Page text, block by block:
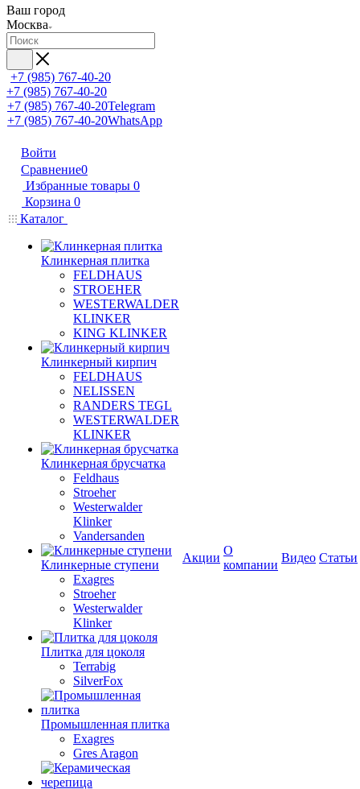
Ваш город
Москва
+7 (985) 767-40-20
+7 (985) 767-40-20
+7 (985) 767-40-20Telegram
+7 (985) 767-40-20WhatsApp
Войти
Сравнение0
Избранные товары 0
Корзина 0
Каталог
Клинкерная плитка
FELDHAUS
STROEHER
WESTERWALDER
KLINKER
KING KLINKER
Клинкерный кирпич
FELDHAUS
NELISSEN
RANDERS TEGL
WESTERWALDER
KLINKER
Клинкерная брусчатка
Feldhaus
Stroeher
Westerwalder
Klinker
Vandersanden
Клинкерные ступени
Exagres
Stroeher
Westerwalder
Klinker
Плитка для цоколя
Terrabig
SilverFox
Промышленная плитка
Exagres
Gres Aragon
Акции
О
компании
Видео Статьи